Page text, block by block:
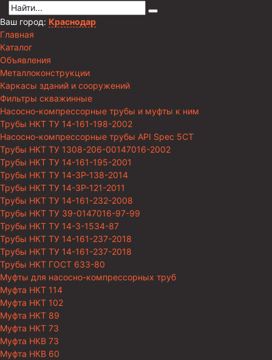
Ваш город: Краснодар
Главная
Каталог
Объявления
Металлоконструкции
Каркасы зданий и сооружений
Фильтры скважинные
Насосно-компрессорные трубы и муфты к ним
Трубы НКТ ТУ 14-161-198-2002
Насосно-компрессорные трубы API Spec 5CT
Трубы НКТ ТУ 1308-206-00147016-2002
Трубы НКТ ТУ 14-161-195-2001
Трубы НКТ ТУ 14-3Р-138-2014
Трубы НКТ ТУ 14-3Р-121-2011
Трубы НКТ ТУ 14-161-232-2008
Трубы НКТ ТУ 39-0147016-97-99
Трубы НКТ ТУ 14-3-1534-87
Трубы НКТ ТУ 14-161-237-2018
Трубы НКТ ТУ 14-161-237-2018
Трубы НКТ ГОСТ 633-80
Муфты для насосно-компрессорных труб
Муфта НКТ 114
Муфта НКТ 102
Муфта НКТ 89
Муфта НКТ 73
Муфта НКВ 73
Муфта НКВ 60